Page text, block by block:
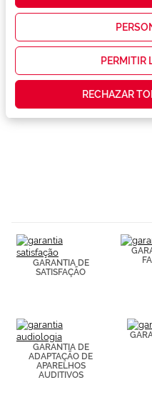
servicios y
las
que realmente
contenidos
personalizados
Puedes
consultar más
información en
nuestra
PERMITIR
RECHAZAR
Conselhos
Serviços exclusivos
GARANTIA DE
SATISFAÇÃO
GARANTIA DE
ADAPTAÇÃO DE
APARELHOS
AUDITIVOS